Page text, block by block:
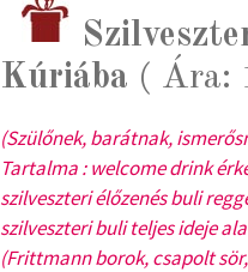
Kúriába ( Ára:
(Szülőnek, barátnak,
Tartalma : welcome drink
szilveszteri élőzenés buli
szilveszteri buli teljes ideje
(Frittmann borok, csapolt